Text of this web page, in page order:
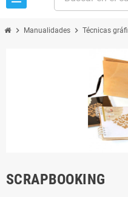
chevron_right Manualidades chevron_right Técnicas
SCRAPBOOKING